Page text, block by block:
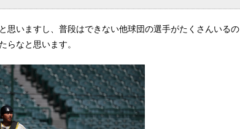
思いますし、普段はできない他球団の選手がたくさんいるの
らなと思います。